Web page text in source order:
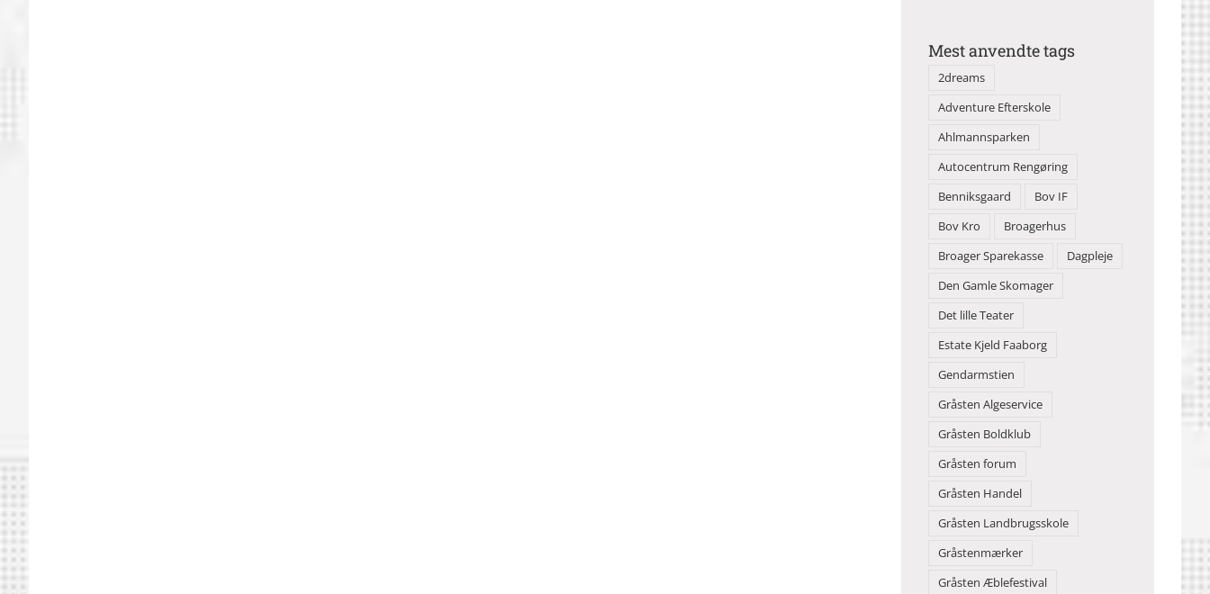
Mest anvendte tags
2dreams
Adventure Efterskole
Ahlmannsparken
Autocentrum Rengøring
Benniksgaard
Bov IF
Bov Kro
Broagerhus
Broager Sparekasse
Dagpleje
Den Gamle Skomager
Det lille Teater
Estate Kjeld Faaborg
Gendarmstien
Gråsten Algeservice
Gråsten Boldklub
Gråsten forum
Gråsten Handel
Gråsten Landbrugsskole
Gråstenmærker
Gråsten Æblefestival